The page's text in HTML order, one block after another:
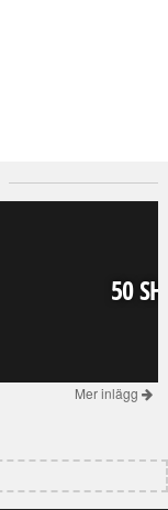
50
Mer inlägg